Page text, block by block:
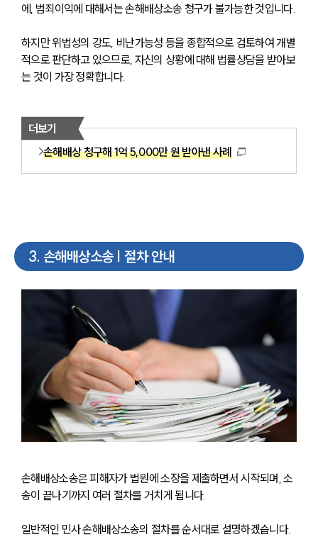
에, 범죄이익에 대해서는 손해배상소송 청구가 불가능한 것입니다.
하지만 위법성의 강도, 비난가능성 등을 종합적으로 검토하여 개별
적으로 판단하고 있으므로, 자신의 상황에 대해 법률상담을 받아보
는 것이 가장 정확합니다.
더보기
손해배상 청구해 1억 5,000만 원 받아낸 사례
3. 손해배상소송 | 절차 안내
손해배상소송은 피해자가 법원에 소장을 제출하면서 시작되며, 소
송이 끝나기까지 여러 절차를 거치게 됩니다.
일반적인 민사 손해배상소송의 절차를 순서대로 설명하겠습니다.